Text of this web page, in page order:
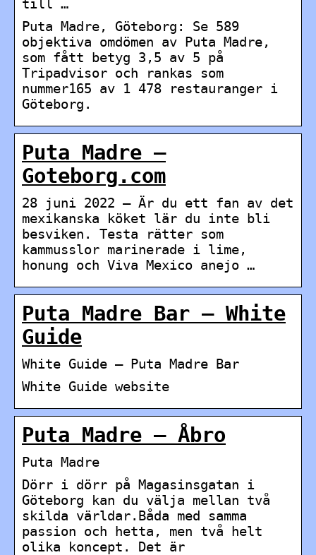
till …
Puta Madre, Göteborg: Se 589
objektiva omdömen av Puta Madre,
som fått betyg 3,5 av 5 på
Tripadvisor och rankas som
nummer165 av 1 478 restauranger i
Göteborg.
Puta Madre –
Goteborg.com
28 juni 2022 — Är du ett fan av det
mexikanska köket lär du inte bli
besviken. Testa rätter som
kammusslor marinerade i lime,
honung och Viva Mexico anejo …
Puta Madre Bar – White
Guide
White Guide – Puta Madre Bar
White Guide website
Puta Madre – Åbro
Puta Madre
Dörr i dörr på Magasinsgatan i
Göteborg kan du välja mellan två
skilda världar.Båda med samma
passion och hetta, men två helt
olika koncept. Det är